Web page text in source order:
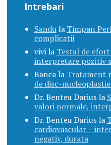
Intrebari
Sandula Timpan
complicatii
vivila Testul de
interpretare pozitiv
Bancala Tratament
de disc-
Dr. Benteu Dariusla
valori normale,
Dr. Benteu Dariusla
cardiovascular –
negativ, durata